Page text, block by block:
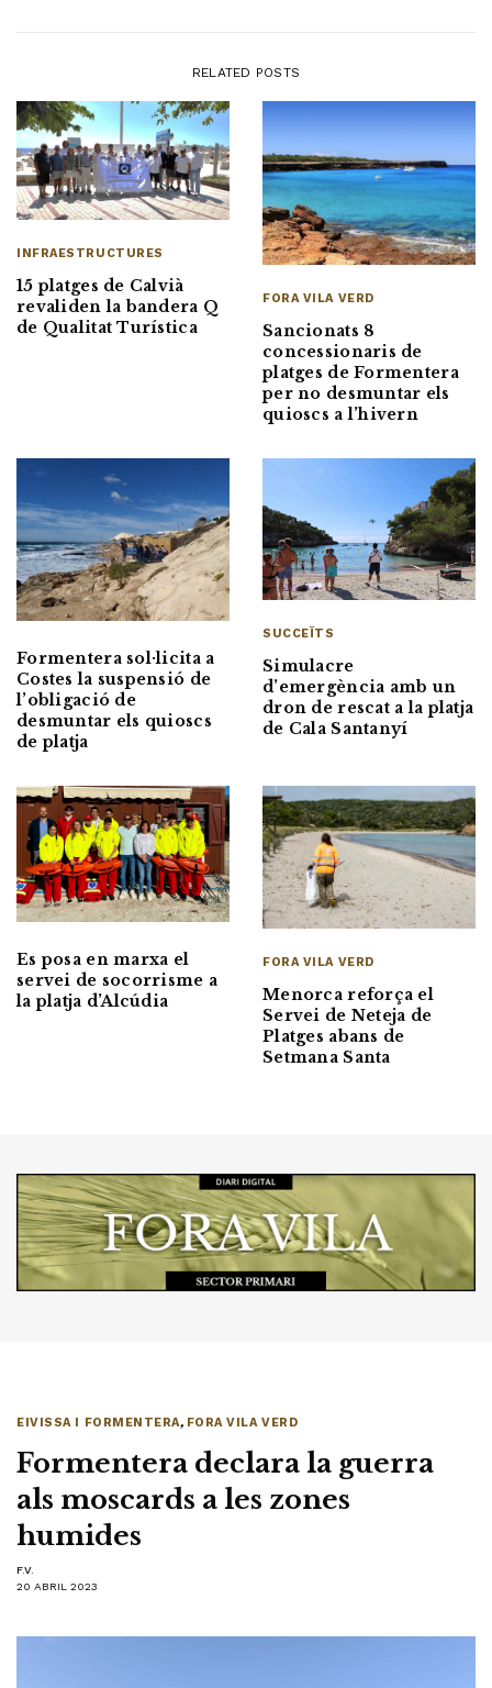
RELATED POSTS
INFRAESTRUCTURES
15 platges de Calvià
revaliden la bandera Q
de Qualitat Turística
FORA VILA VERD
Sancionats 8
concessionaris de
platges de Formentera
per no desmuntar els
quioscs a l’hivern
Formentera sol·licita a
Costes la suspensió de
l’obligació de
desmuntar els quioscs
de platja
SUCCEÏTS
Simulacre
d’emergència amb un
dron de rescat a la platja
de Cala Santanyí
Es posa en marxa el
servei de socorrisme a
la platja d’Alcúdia
FORA VILA VERD
Menorca reforça el
Servei de Neteja de
Platges abans de
Setmana Santa
EIVISSA I FORMENTERA, FORA VILA VERD
Formentera declara la guerra
als moscards a les zones
humides
F.V.
20 ABRIL 2023